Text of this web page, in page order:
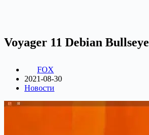
Voyager 11 Debian Bullseye
FOX
2021-08-30
Новости